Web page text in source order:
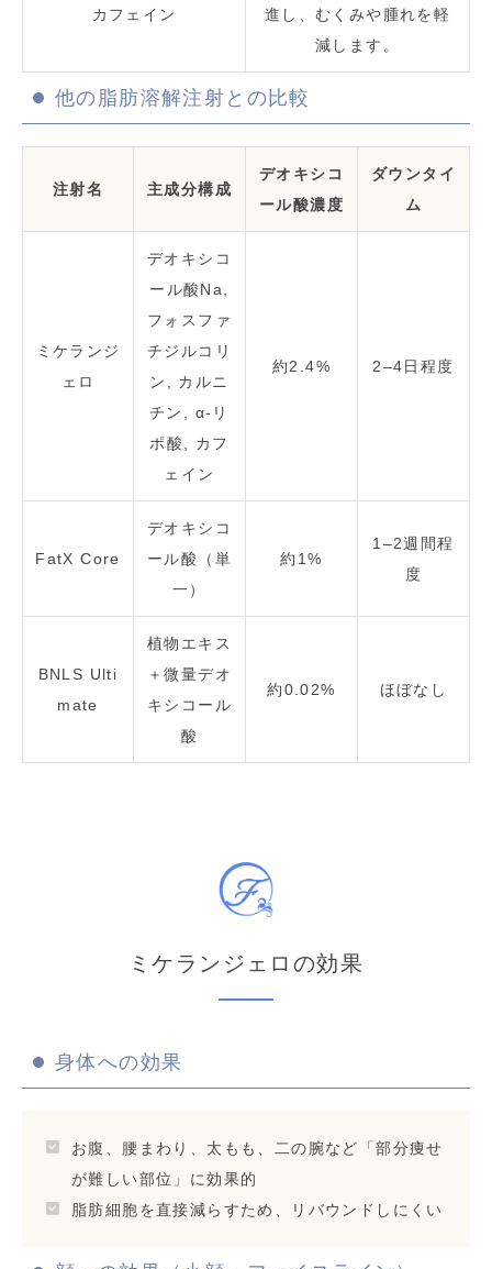
カフェイン
進し、むくみや腫れを軽
減します。
他の脂肪溶解注射との比較
注射名 主成分構成
デオキシコ
ール酸濃度
ダウンタイ
ム
ミケランジ
ェロ
デオキシコ
ール酸Na,
フォスファ
チジルコリ
ン, カルニ
チン, α-リ
ポ酸, カフ
ェイン
約2.4% 2–4日程度
FatX Core
デオキシコ
ール酸（単
一）
約1%
1–2週間程
度
BNLS Ulti
mate
植物エキス
＋微量デオ
キシコール
酸
約0.02% ほぼなし
ミケランジェロの効果
身体への効果
お腹、腰まわり、太もも、二の腕など「部分痩せ
が難しい部位」に効果的
脂肪細胞を直接減らすため、リバウンドしにくい